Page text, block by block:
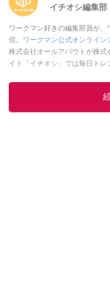
イチオシ編集部
ワークマン好きの編集部員が
信。 ワークマン公式オンライン
株式会社オールアバウトが株
イト「イチオシ」では毎日トレ